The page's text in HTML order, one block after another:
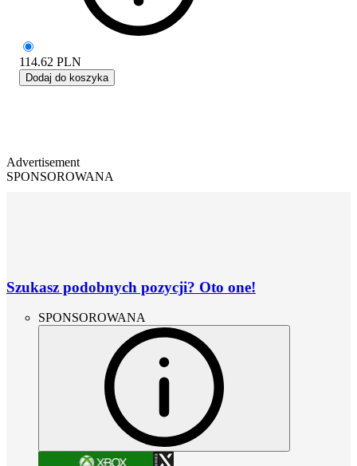
114.62 PLN
Dodaj do koszyka
Advertisement
SPONSOROWANA
Szukasz podobnych pozycji? Oto one!
SPONSOROWANA